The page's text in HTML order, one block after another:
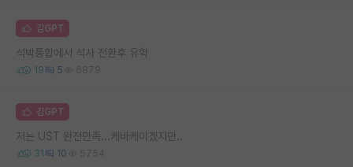
김GPT
석박통합에서 석사 전환후 유학
19 5 6879
김GPT
저는 UST 완전만족...케바케이겠지만..
31 10 5754